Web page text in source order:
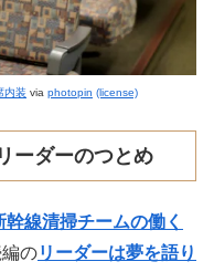
内装 via photopin (license)
ーダーのつとめ
線清掃チームの働く
のリーダーは夢を語り